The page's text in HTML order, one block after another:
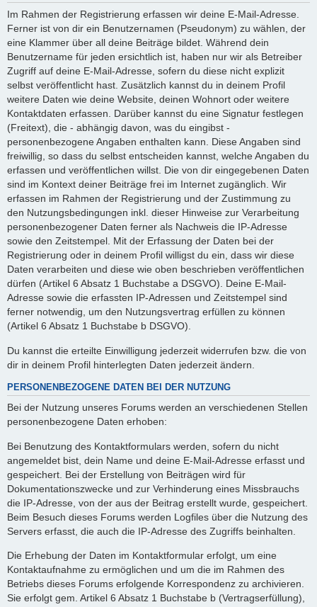
Im Rahmen der Registrierung erfassen wir deine E-Mail-Adresse.
Ferner ist von dir ein Benutzernamen (Pseudonym) zu wählen, der
eine Klammer über all deine Beiträge bildet. Während dein
Benutzername für jeden ersichtlich ist, haben nur wir als Betreiber
Zugriff auf deine E-Mail-Adresse, sofern du diese nicht explizit
selbst veröffentlicht hast. Zusätzlich kannst du in deinem Profil
weitere Daten wie deine Website, deinen Wohnort oder weitere
Kontaktdaten erfassen. Darüber kannst du eine Signatur festlegen
(Freitext), die - abhängig davon, was du eingibst -
personenbezogene Angaben enthalten kann. Diese Angaben sind
freiwillig, so dass du selbst entscheiden kannst, welche Angaben du
erfassen und veröffentlichen willst. Die von dir eingegebenen Daten
sind im Kontext deiner Beiträge frei im Internet zugänglich. Wir
erfassen im Rahmen der Registrierung und der Zustimmung zu
den Nutzungsbedingungen inkl. dieser Hinweise zur Verarbeitung
personenbezogener Daten ferner als Nachweis die IP-Adresse
sowie den Zeitstempel. Mit der Erfassung der Daten bei der
Registrierung oder in deinem Profil willigst du ein, dass wir diese
Daten verarbeiten und diese wie oben beschrieben veröffentlichen
dürfen (Artikel 6 Absatz 1 Buchstabe a DSGVO). Deine E-Mail-
Adresse sowie die erfassten IP-Adressen und Zeitstempel sind
ferner notwendig, um den Nutzungsvertrag erfüllen zu können
(Artikel 6 Absatz 1 Buchstabe b DSGVO).
Du kannst die erteilte Einwilligung jederzeit widerrufen bzw. die von
dir in deinem Profil hinterlegten Daten jederzeit ändern.
PERSONENBEZOGENE DATEN BEI DER NUTZUNG
Bei der Nutzung unseres Forums werden an verschiedenen Stellen
personenbezogene Daten erhoben:
Bei Benutzung des Kontaktformulars werden, sofern du nicht
angemeldet bist, dein Name und deine E-Mail-Adresse erfasst und
gespeichert. Bei der Erstellung von Beiträgen wird für
Dokumentationszwecke und zur Verhinderung eines Missbrauchs
die IP-Adresse, von der aus der Beitrag erstellt wurde, gespeichert.
Beim Besuch dieses Forums werden Logfiles über die Nutzung des
Servers erfasst, die auch die IP-Adresse des Zugriffs beinhalten.
Die Erhebung der Daten im Kontaktformular erfolgt, um eine
Kontaktaufnahme zu ermöglichen und um die im Rahmen des
Betriebs dieses Forums erfolgende Korrespondenz zu archivieren.
Sie erfolgt gem. Artikel 6 Absatz 1 Buchstabe b (Vertragserfüllung),